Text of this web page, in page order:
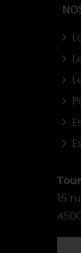
15